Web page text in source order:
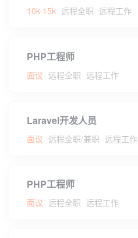
10k-15k 远程全职 远程工作
PHP工程师
面议 远程全职 远程工作
Laravel开发人员
面议 远程全职/兼职 远程工作
PHP工程师
面议 远程全职 远程工作